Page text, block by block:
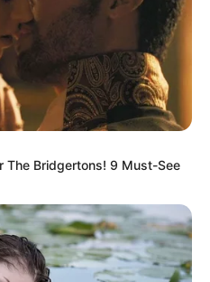
The Bridgertons! 9 Must-See